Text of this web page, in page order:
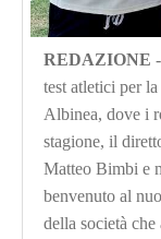
REDAZIONE
test atletici per
Albinea, dove i
stagione, il
Matteo Bimbi e
benvenuto al
della società